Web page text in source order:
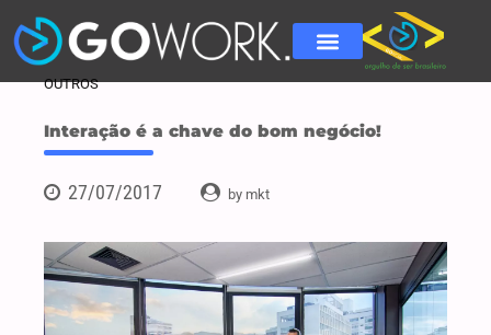
OUTROS
Interação é a chave do bom negócio!
27/07/2017 by mkt